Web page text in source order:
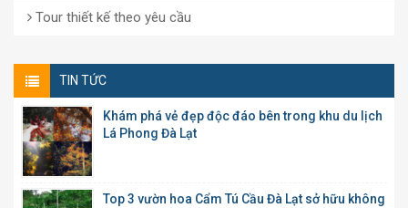
Tour thiết kế theo yêu cầu
TIN TỨC
Khám phá vẻ đẹp độc đáo bên trong khu du lịch
Lá Phong Đà Lạt
Top 3 vườn hoa Cẩm Tú Cầu Đà Lạt sở hữu không